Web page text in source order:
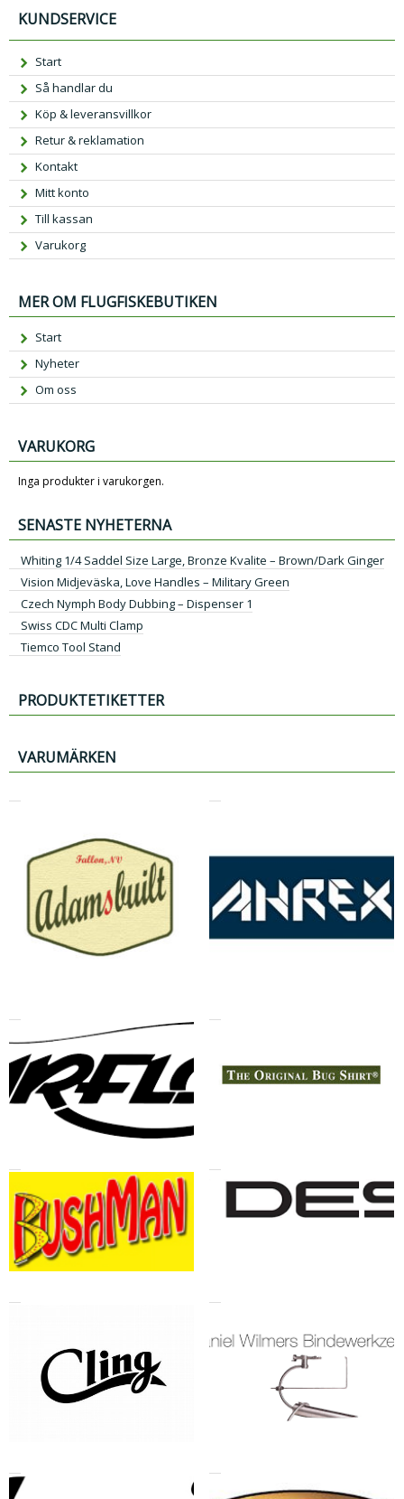
KUNDSERVICE
Start
Så handlar du
Köp & leveransvillkor
Retur & reklamation
Kontakt
Mitt konto
Till kassan
Varukorg
MER OM FLUGFISKEBUTIKEN
Start
Nyheter
Om oss
VARUKORG
Inga produkter i varukorgen.
SENASTE NYHETERNA
Whiting 1/4 Saddel Size Large, Bronze Kvalite – Brown/Dark Ginger
Vision Midjeväska, Love Handles – Military Green
Czech Nymph Body Dubbing – Dispenser 1
Swiss CDC Multi Clamp
Tiemco Tool Stand
PRODUKTETIKETTER
VARUMÄRKEN